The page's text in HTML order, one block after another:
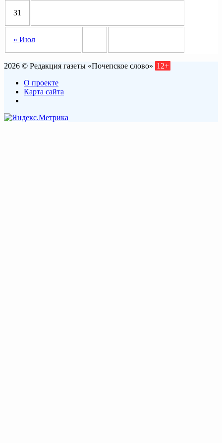
« Июл
31
2026 © Редакция газеты «Почепское слово» 12+
О проекте
Карта сайта